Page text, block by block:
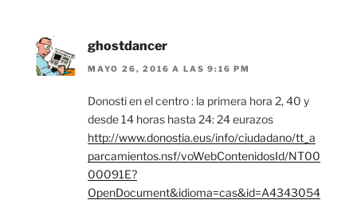
ghostdancer
MAYO 26, 2016 A LAS 9:16 PM
Donosti en el centro : la primera hora 2, 40 y
desde 14 horas hasta 24: 24 eurazos
http://www.donostia.eus/info/ciudadano/tt_a
parcamientos.nsf/voWebContenidosId/NT00
00091E?
OpenDocument&idioma=cas&id=A4343054